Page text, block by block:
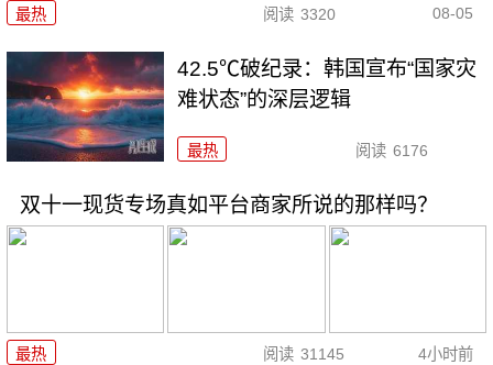
最热 阅读 3320 08-05
42.5℃破纪录：韩国宣布“国家灾
难状态”的深层逻辑
最热 阅读 6176
双十一现货专场真如平台商家所说的那样吗？
最热 阅读 31145 4小时前